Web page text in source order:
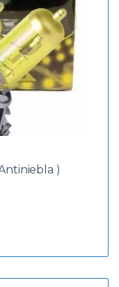
)